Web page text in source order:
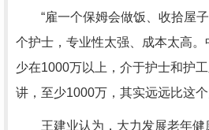
“雇一个保姆会做饭、收拾屋子
个护士，专业性太强、成本太高
少在1000万以上，介于护士和护
讲，至少1000万，其实远远比这个
王建业认为，大力发展老年健